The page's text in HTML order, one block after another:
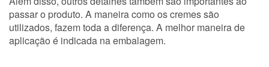
passar o produto. A maneira como os cremes são
utilizados, fazem toda a diferença. A melhor maneira de
aplicação é indicada na embalagem.